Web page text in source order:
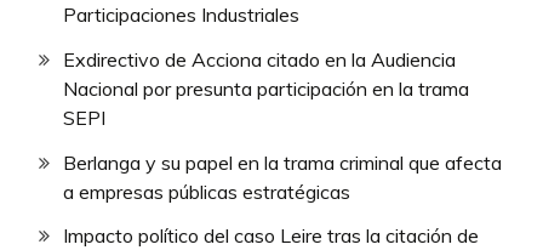
Participaciones Industriales
Exdirectivo de Acciona citado en la Audiencia
Nacional por presunta participación en la trama
SEPI
Berlanga y su papel en la trama criminal que afecta
a empresas públicas estratégicas
Impacto político del caso Leire tras la citación de